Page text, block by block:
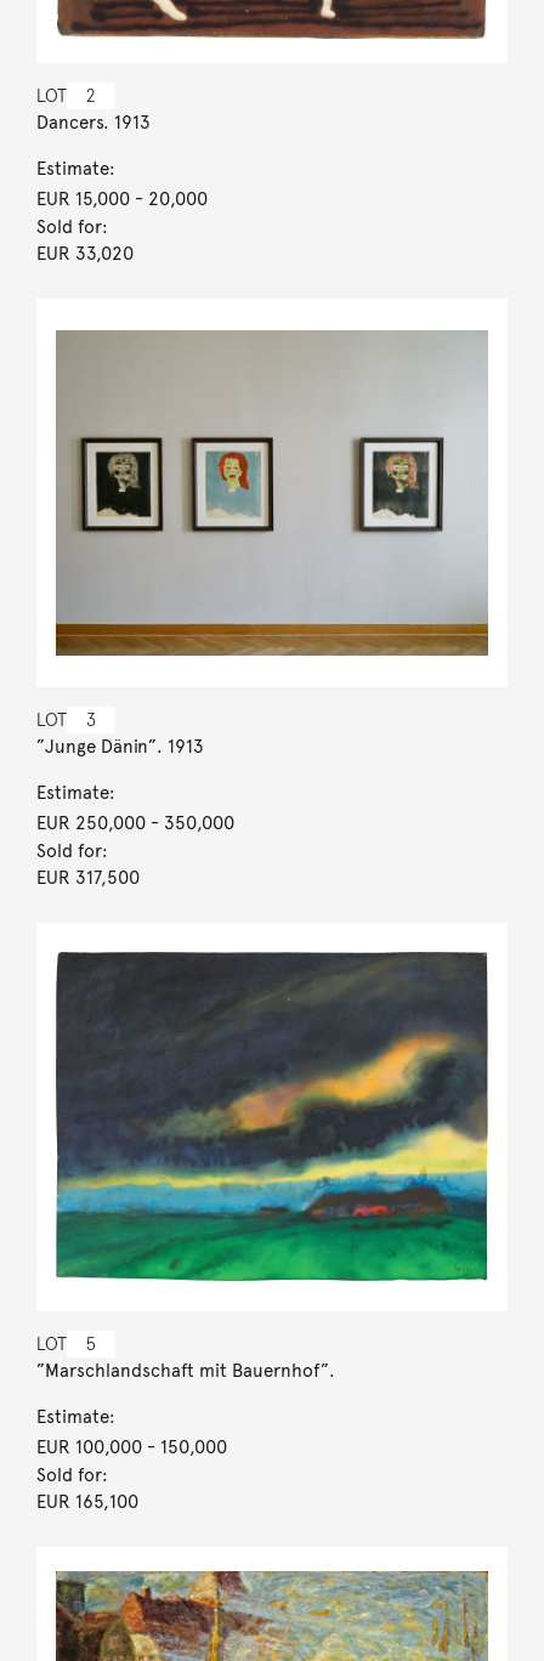
LOT 2
Dancers. 1913
Estimate:
EUR 15,000- 20,000
Sold for:
EUR 33,020
LOT 3
”Junge Dänin”. 1913
Estimate:
EUR 250,000- 350,000
Sold for:
EUR 317,500
LOT 5
”Marschlandschaft mit Bauernhof”.
Estimate:
EUR 100,000- 150,000
Sold for:
EUR 165,100